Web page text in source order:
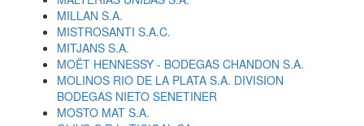
MILLAN S.A.
MISTROSANTI S.A.C.
MITJANS S.A.
MOËT HENNESSY - BODEGAS CHANDON S.A.
MOLINOS RIO DE LA PLATA S.A. DIVISION
BODEGAS NIETO SENETINER
MOSTO MAT S.A.